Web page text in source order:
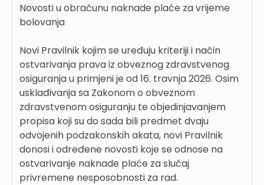
Novosti u obračunu naknade plaće za vrijeme
bolovanja
Novi Pravilnik kojim se uređuju kriteriji i način
ostvarivanja prava iz obveznog zdravstvenog
osiguranja u primjeni je od 16. travnja 2026. Osim
usklađivanja sa Zakonom o obveznom
zdravstvenom osiguranju te objedinjavanjem
propisa koji su do sada bili predmet dvaju
odvojenih podzakonskih akata, novi Pravilnik
donosi i određene novosti koje se odnose na
ostvarivanje naknade plaće za slučaj
privremene nesposobnosti za rad.